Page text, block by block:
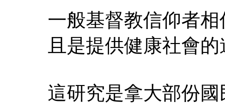
一般基督教信仰者
且是提供健康社會
這研究是拿大部份